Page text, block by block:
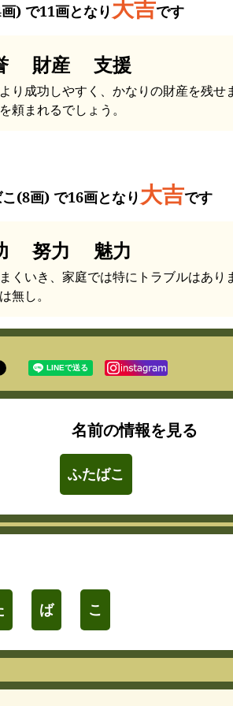
) で11画となり 大吉です
財産 支援
り成功しやすく、かなりの財産を残せ
頼まれるでしょう。
(8画) で16画となり 大吉です
努力 魅力
くいき、家庭では特にトラブルはあり
無し。
名前の情報を見る
ふたばこ
ば こ